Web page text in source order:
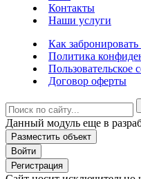
Контакты
Наши услуги
Как
Политика
Пользовательское
Договор оферты
Данный модуль еще в
Разместить объект
Войти
Регистрация